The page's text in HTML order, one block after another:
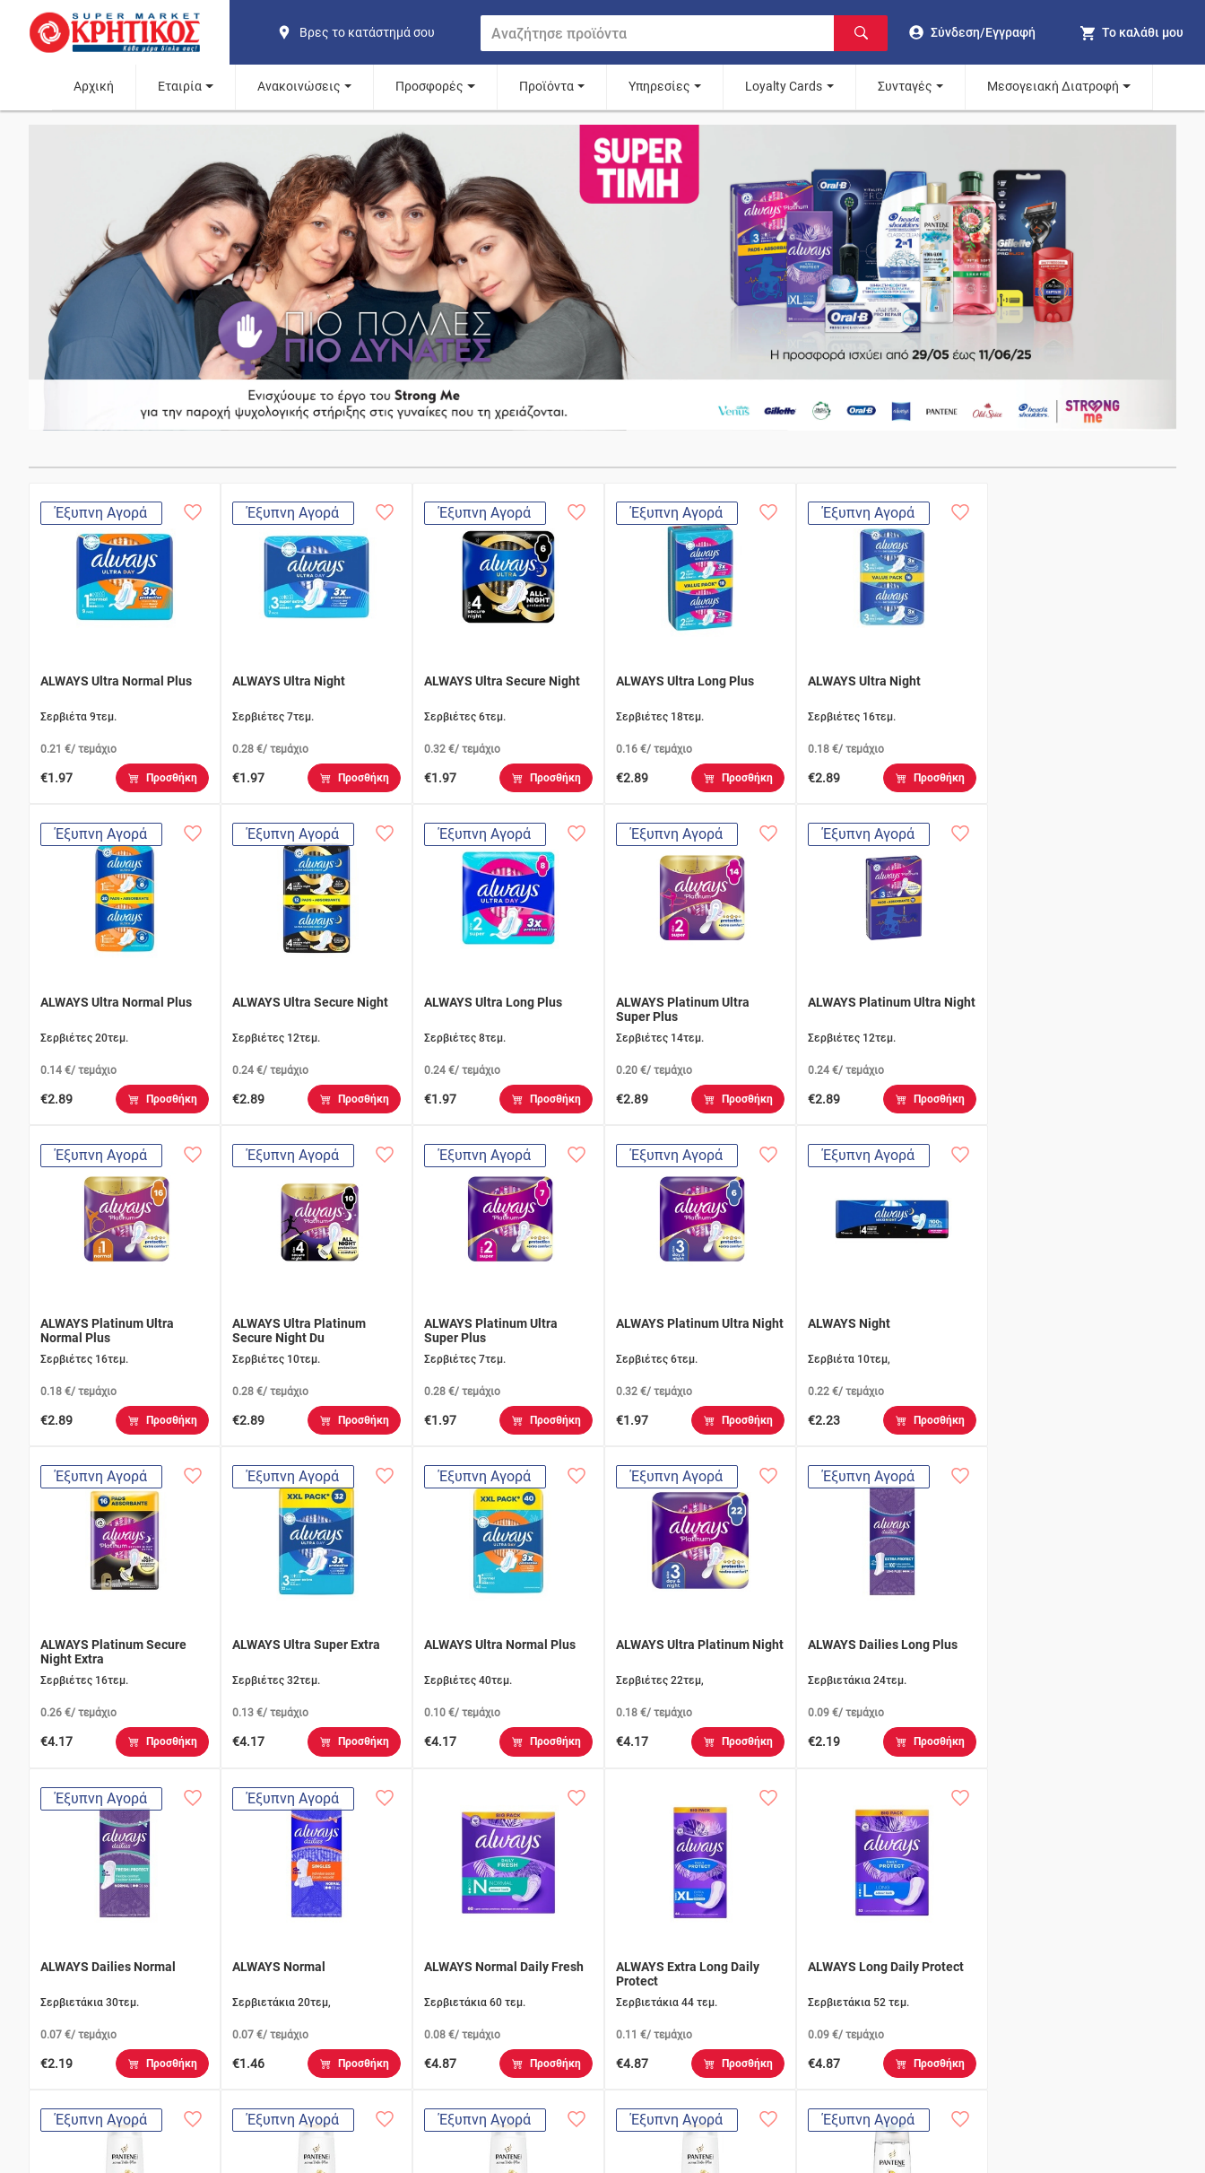
Βρες το κατάστημά σου Σύνδεση/Εγγραφή Το καλάθι μου
Αρχική Εταιρία Ανακοινώσεις Προσφορές Προϊόντα Υπηρεσίες Loyalty Cards Συνταγές Μεσογειακή Διατροφή
Έξυπνη Αγορά
ALWAYS Ultra Normal Plus
Σερβιέτα 9τεμ.
0.21 €/ τεμάχιο
€1.97 Προσθήκη
Έξυπνη Αγορά
ALWAYS Ultra Night
Σερβιέτες 7τεμ.
0.28 €/ τεμάχιο
€1.97 Προσθήκη
Έξυπνη Αγορά
ALWAYS Ultra Secure Night
Σερβιέτες 6τεμ.
0.32 €/ τεμάχιο
€1.97 Προσθήκη
Έξυπνη Αγορά
ALWAYS Ultra Long Plus
Σερβιέτες 18τεμ.
0.16 €/ τεμάχιο
€2.89 Προσθήκη
Έξυπνη Αγορά
ALWAYS Ultra Night
Σερβιέτες 16τεμ.
0.18 €/ τεμάχιο
€2.89 Προσθήκη
Έξυπνη Αγορά
ALWAYS Ultra Normal Plus
Σερβιέτες 20τεμ.
0.14 €/ τεμάχιο
€2.89 Προσθήκη
Έξυπνη Αγορά
ALWAYS Ultra Secure Night
Σερβιέτες 12τεμ.
0.24 €/ τεμάχιο
€2.89 Προσθήκη
Έξυπνη Αγορά
ALWAYS Ultra Long Plus
Σερβιέτες 8τεμ.
0.24 €/ τεμάχιο
€1.97 Προσθήκη
Έξυπνη Αγορά
ALWAYS Platinum Ultra
Super Plus
Σερβιέτες 14τεμ.
0.20 €/ τεμάχιο
€2.89 Προσθήκη
Έξυπνη Αγορά
ALWAYS Platinum Ultra Night
Σερβιέτες 12τεμ.
0.24 €/ τεμάχιο
€2.89 Προσθήκη
Έξυπνη Αγορά
ALWAYS Platinum Ultra
Normal Plus
Σερβιέτες 16τεμ.
0.18 €/ τεμάχιο
€2.89 Προσθήκη
Έξυπνη Αγορά
ALWAYS Ultra Platinum
Secure Night Du
Σερβιέτες 10τεμ.
0.28 €/ τεμάχιο
€2.89 Προσθήκη
Έξυπνη Αγορά
ALWAYS Platinum Ultra
Super Plus
Σερβιέτες 7τεμ.
0.28 €/ τεμάχιο
€1.97 Προσθήκη
Έξυπνη Αγορά
ALWAYS Platinum Ultra Night
Σερβιέτες 6τεμ.
0.32 €/ τεμάχιο
€1.97 Προσθήκη
Έξυπνη Αγορά
ALWAYS Night
Σερβιέτα 10τεμ,
0.22 €/ τεμάχιο
€2.23 Προσθήκη
Έξυπνη Αγορά
ALWAYS Platinum Secure
Night Extra
Σερβιέτες 16τεμ.
0.26 €/ τεμάχιο
€4.17 Προσθήκη
Έξυπνη Αγορά
ALWAYS Ultra Super Extra
Σερβιέτες 32τεμ.
0.13 €/ τεμάχιο
€4.17 Προσθήκη
Έξυπνη Αγορά
ALWAYS Ultra Normal Plus
Σερβιέτες 40τεμ.
0.10 €/ τεμάχιο
€4.17 Προσθήκη
Έξυπνη Αγορά
ALWAYS Ultra Platinum Night
Σερβιέτες 22τεμ,
0.18 €/ τεμάχιο
€4.17 Προσθήκη
Έξυπνη Αγορά
ALWAYS Dailies Long Plus
Σερβιετάκια 24τεμ.
0.09 €/ τεμάχιο
€2.19 Προσθήκη
Έξυπνη Αγορά
ALWAYS Dailies Normal
Σερβιετάκια 30τεμ.
0.07 €/ τεμάχιο
€2.19 Προσθήκη
Έξυπνη Αγορά
ALWAYS Normal
Σερβιετάκια 20τεμ,
0.07 €/ τεμάχιο
€1.46 Προσθήκη
ALWAYS Normal Daily Fresh
Σερβιετάκια 60 τεμ.
0.08 €/ τεμάχιο
€4.87 Προσθήκη
ALWAYS Extra Long Daily
Protect
Σερβιετάκια 44 τεμ.
0.11 €/ τεμάχιο
€4.87 Προσθήκη
ALWAYS Long Daily Protect
Σερβιετάκια 52 τεμ.
0.09 €/ τεμάχιο
€4.87 Προσθήκη
Έξυπνη Αγορά Έξυπνη Αγορά Έξυπνη Αγορά Έξυπνη Αγορά Έξυπνη Αγορά